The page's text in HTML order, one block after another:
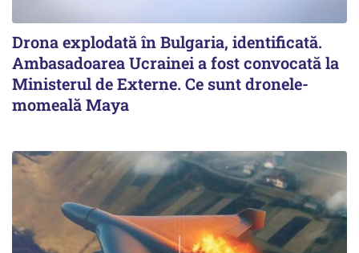
Drona explodată în Bulgaria, identificată.
Ambasadoarea Ucrainei a fost convocată la
Ministerul de Externe. Ce sunt dronele-
momeală Maya